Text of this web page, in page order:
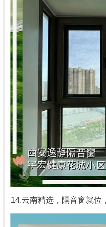
14.云南精选，隔音窗就位